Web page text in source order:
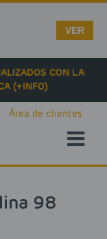
CON LA
(+INFO)
Área de clientes
98
VER